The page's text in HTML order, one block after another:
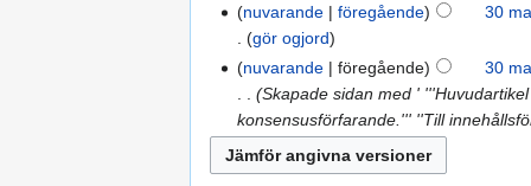
nuvarande
föregående
30
gör ogjord
nuvarande
föregående
30
Skapade sidan med '
konsensusförfarande.''' ''Till